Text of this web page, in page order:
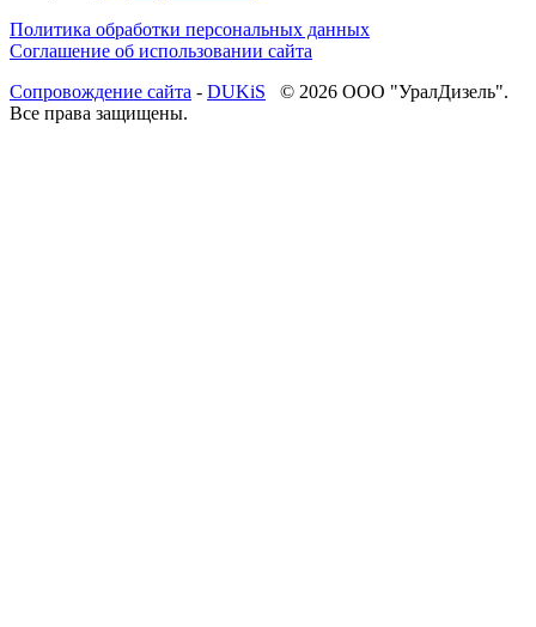
Политика обработки персональных данных
Соглашение об использовании сайта
Cопровождение сайта - DUKiS © 2026 ООО "УралДизель".
Все права защищены.